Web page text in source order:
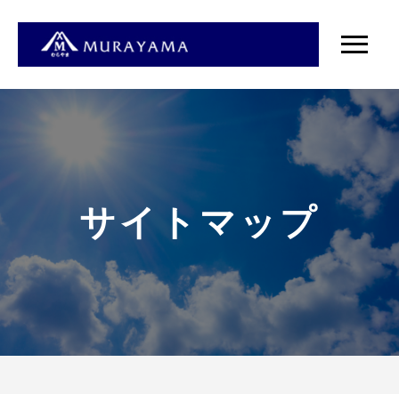
サイトマップ